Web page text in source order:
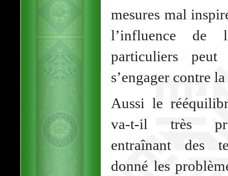
mesures mal
l’influence de
particuliers peut
s’engager contre
Aussi le
va-t-il très
entraînant des
donné les